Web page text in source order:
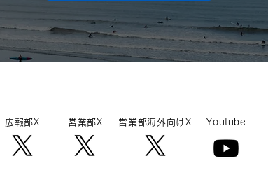
広報​部X 営業部X 営業部海外向けX Youtube